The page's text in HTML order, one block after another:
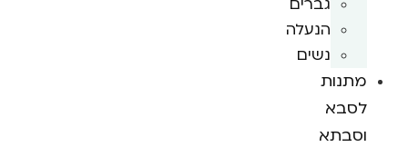
הנעלה
נשים
מתנות
לסבא
וסבתא